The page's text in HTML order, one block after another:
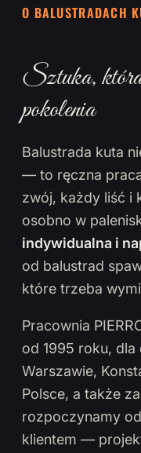
O BALUSTRADACH
Sztuka,
pokolenia
Balustrada kuta
— to ręczna
zwój, każdy liść i
osobno w
indywidualna i
od balustrad
które trzeba
Pracownia
od 1995 roku,
Warszawie,
Polsce, a także
rozpoczynamy
klientem —